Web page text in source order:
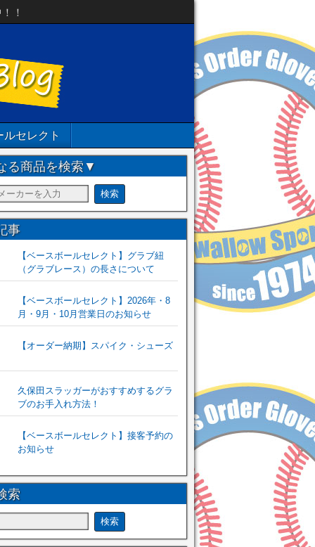
！
セレクト
る商品を検索▼
事
【ベースボールセレクト】グラブ紐
（グラブレース）の長さについて
【ベースボールセレクト】2026年・8
月・9月・10月営業日のお知らせ
【オーダー納期】スパイク・シューズ
久保田スラッガーがおすすめするグラ
ブのお手入れ方法！
【ベースボールセレクト】接客予約の
お知らせ
索